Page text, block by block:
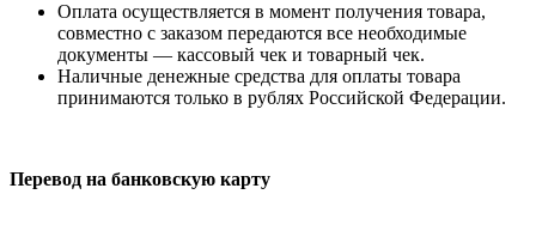
Оплата осуществляется в момент получения товара,
совместно с заказом передаются все необходимые
документы — кассовый чек и товарный чек.
Наличные денежные средства для оплаты товара
принимаются только в рублях Российской Федерации.
Перевод на банковскую карту